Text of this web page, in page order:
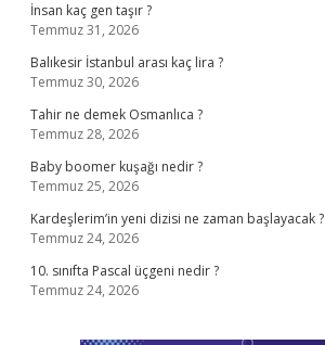
İnsan kaç gen taşır ?
Temmuz 31, 2026
Balıkesir İstanbul arası kaç lira ?
Temmuz 30, 2026
Tahir ne demek Osmanlıca ?
Temmuz 28, 2026
Baby boomer kuşağı nedir ?
Temmuz 25, 2026
Kardeşlerim’in yeni dizisi ne zaman başlayacak ?
Temmuz 24, 2026
10. sınıfta Pascal üçgeni nedir ?
Temmuz 24, 2026